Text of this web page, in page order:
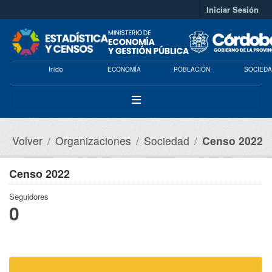
Iniciar Sesión
Inicio ECONOMÍA POBLACIÓN
Volver Organizaciones Sociedad Censo 2022
Censo 2022
Seguidores
0